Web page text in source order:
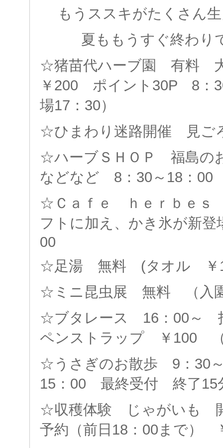
もうススキがたくさん
夏ももうすぐ終わり
☆猪苗代ハーブ園 有料
￥200 ポイント30P 8：
場17：30）
☆ひまわり迷路開催 見ご
☆ハーブＳＨＯＰ 福島の
などなど 8：30～18：00
☆Ｃａｆｅ ｈｅｒｂｅｓ
フトに加え、かき氷が新
00
☆足湯 無料 (タオル ￥
☆ミニ昆虫展 無料 （入
☆ブタレース 16：00～
ペンストラップ ￥100 （
☆うさぎのお散歩 9：30
15：00 最終受付 終了15
☆収穫体験 じゃがいも
予約（前日18：00まで）